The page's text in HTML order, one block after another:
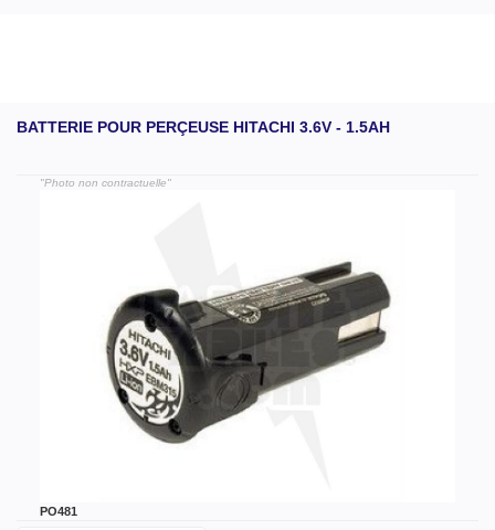
BATTERIE POUR PERÇEUSE HITACHI 3.6V - 1.5AH
"Photo non contractuelle"
PO481